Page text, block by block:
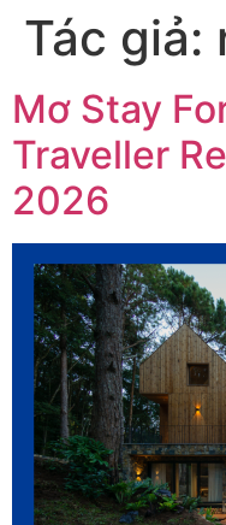
Tác giả:
Mơ Stay
Traveller
2026